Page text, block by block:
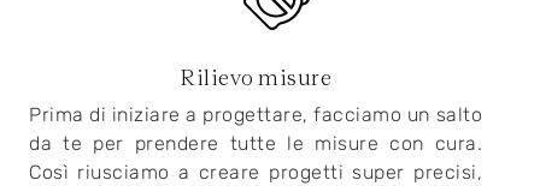
Rilievo misure
Prima di iniziare a progettare, facciamo un salto
da te per prendere tutte le misure con cura.
Così riusciamo a creare progetti super precisi,